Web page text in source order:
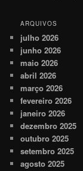
ARQUIVOS
julho 2026
junho 2026
maio 2026
abril 2026
março 2026
fevereiro 2026
janeiro 2026
dezembro 2025
outubro 2025
setembro 2025
agosto 2025